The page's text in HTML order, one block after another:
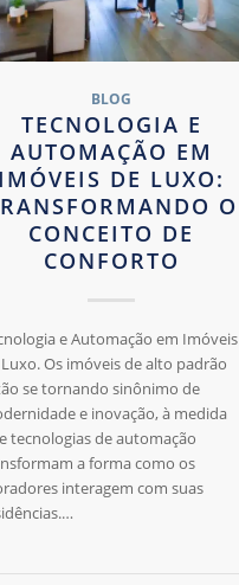
BLOG
TECNOLOGIA E
AUTOMAÇÃO EM
IMÓVEIS DE LUXO:
O
CONCEITO DE
CONFORTO
e Automação em Imóveis
Os imóveis de alto padrão
se tornando sinônimo de
e inovação, à medida
tecnologias de automação
a forma como os
interagem com suas